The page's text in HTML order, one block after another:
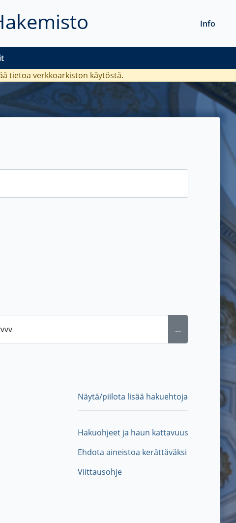
Info
tietoa verkkoarkiston käytöstä.
...
Näytä/piilota lisää hakuehtoja
Hakuohjeet ja haun kattavuus
Ehdota aineistoa kerättäväksi
Viittausohje